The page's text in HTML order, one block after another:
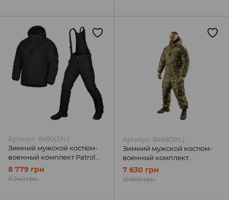
Артикул: 8490(3XL)
Зимний мужской костюм-
военный комплект Patrol
Taslan черный Camotec
8 779 грн
9 240 грн
Артикул: 8488(3XL)
Зимний мужской костюм-
военный комплект
Defender lvl Хищник
Camotec
7 630 грн
10 900 грн